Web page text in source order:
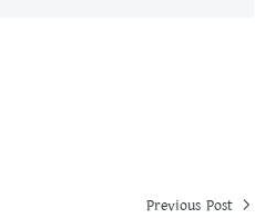
Previous Post